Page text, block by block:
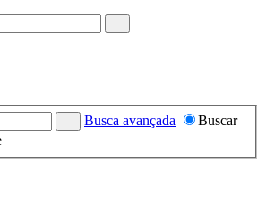
Busca avançada
Buscar